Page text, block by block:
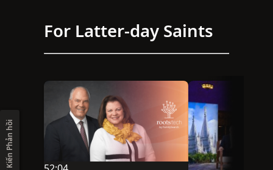
For Latter-day Saints
Ý Kiến Phản hồi